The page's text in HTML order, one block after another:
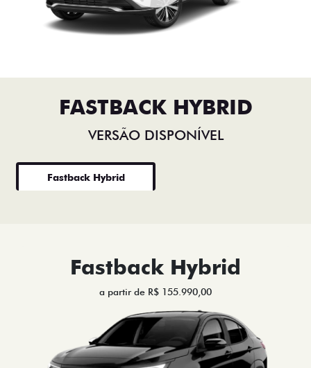
FASTBACK HYBRID
VERSÃO DISPONÍVEL
Fastback Hybrid
Fastback Hybrid
a partir de R$ 155.990,00